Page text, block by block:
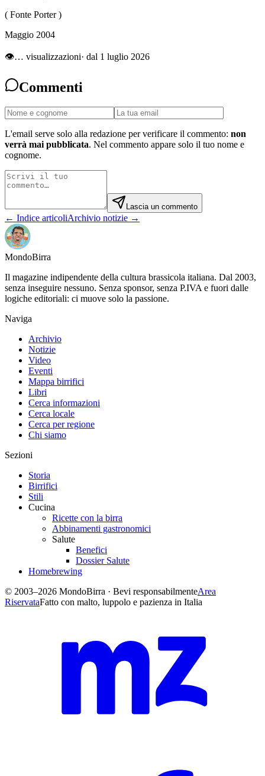
( Fonte Porter )
Maggio 2004
👁… visualizzazioni· dal 1 luglio 2026
Commenti
L'email serve solo alla redazione per verificare il commento: non
verrà mai pubblicata. Nel commento appare solo il tuo nome e
cognome.
Lascia un commento
← Indice articoliArchivio notizie →
MondoBirra
Il magazine indipendente della cultura brassicola italiana. Dal 2003,
senza inseguire nessuno. Senza sponsor, senza P.IVA e fuori dalle
logiche editoriali: ci muove solo la passione.
Naviga
Archivio
Notizie
Video
Eventi
Mappa birrifici
Libri
Cerca informazioni
Cerca locale
Cerca per regione
Chi siamo
Sezioni
Storia
Birrifici
Stili
Cucina
Ricette con la birra
Abbinamenti gastronomici
Salute
Benefici
Dossier Salute
Homebrewing
© 2003–2026 MondoBirra · Bevi responsabilmenteArea
RiservataFatto con malto, luppolo e pazienza in Italia